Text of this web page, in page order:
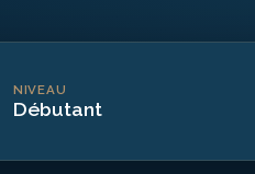
NIVEAU
Débutant